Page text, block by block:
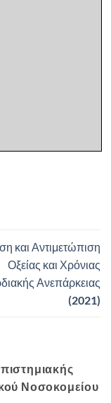
και Αντιμετώπιση
Οξείας και Χρόνιας
Ανεπάρκειας
(2021)
Νοσοκομείου